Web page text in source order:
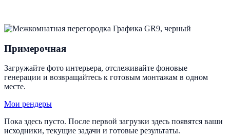
Примерочная
Загружайте фото интерьера, отслеживайте фоновые
генерации и возвращайтесь к готовым монтажам в одном
месте.
Мои рендеры
Пока здесь пусто. После первой загрузки здесь появятся ваши
исходники, текущие задачи и готовые результаты.